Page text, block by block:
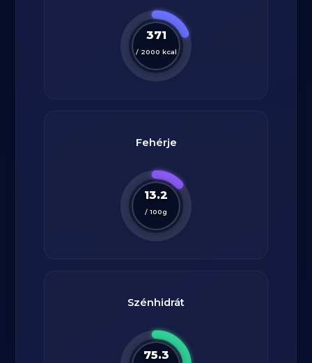
371
/ 2000 kcal
Fehérje
13.2
/ 100g
Szénhidrát
75.3